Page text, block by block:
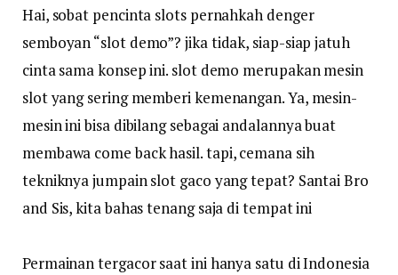
Hai, sobat pencinta slots pernahkah denger
semboyan “slot demo”? jika tidak, siap-siap jatuh
cinta sama konsep ini. slot demo merupakan mesin
slot yang sering memberi kemenangan. Ya, mesin-
mesin ini bisa dibilang sebagai andalannya buat
membawa come back hasil. tapi, cemana sih
tekniknya jumpain slot gaco yang tepat? Santai Bro
and Sis, kita bahas tenang saja di tempat ini
Permainan tergacor saat ini hanya satu di Indonesia